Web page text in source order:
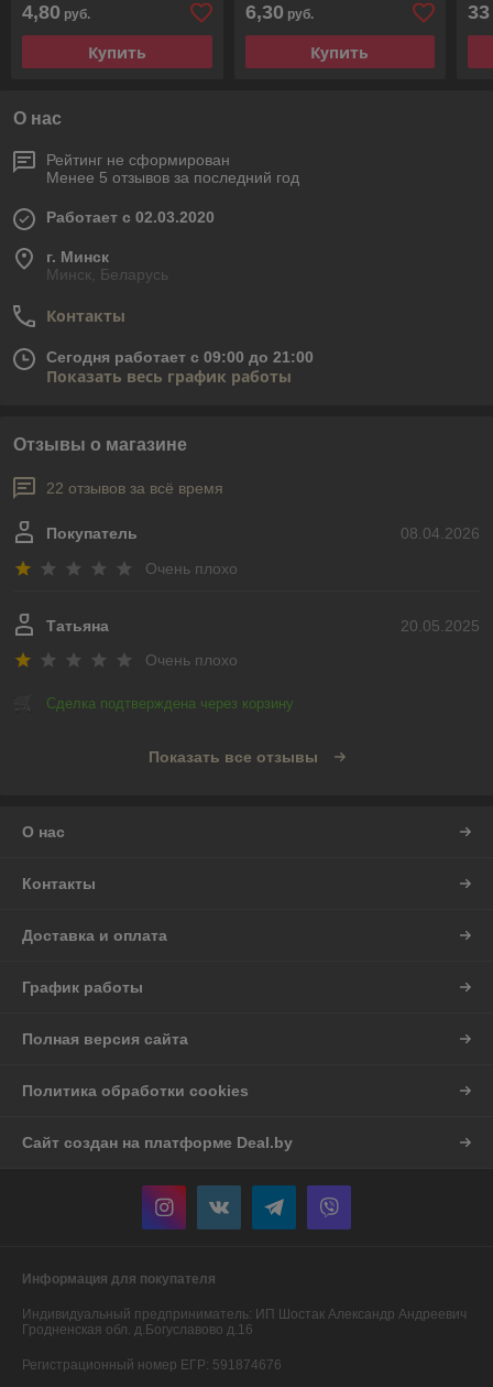
4,80 руб.
Купить
6,30 руб.
Купить
33
О нас
Рейтинг не сформирован
Менее 5 отзывов за последний год
Работает с 02.03.2020
г. Минск
Минск, Беларусь
Контакты
Сегодня работает с 09:00 до 21:00
Показать весь график работы
Отзывы о магазине
22 отзывов за всё время
08.04.2026
Покупатель
Очень плохо
20.05.2025
Татьяна
Очень плохо
Сделка подтверждена через корзину
Показать все отзывы
О нас
Контакты
Доставка и оплата
График работы
Полная версия сайта
Политика обработки cookies
Сайт создан на платформе Deal.by
Информация для покупателя
Индивидуальный предприниматель: ИП Шостак Александр Андреевич
Гродненская обл. д.Богуславово д.16
Регистрационный номер ЕГР: 591874676